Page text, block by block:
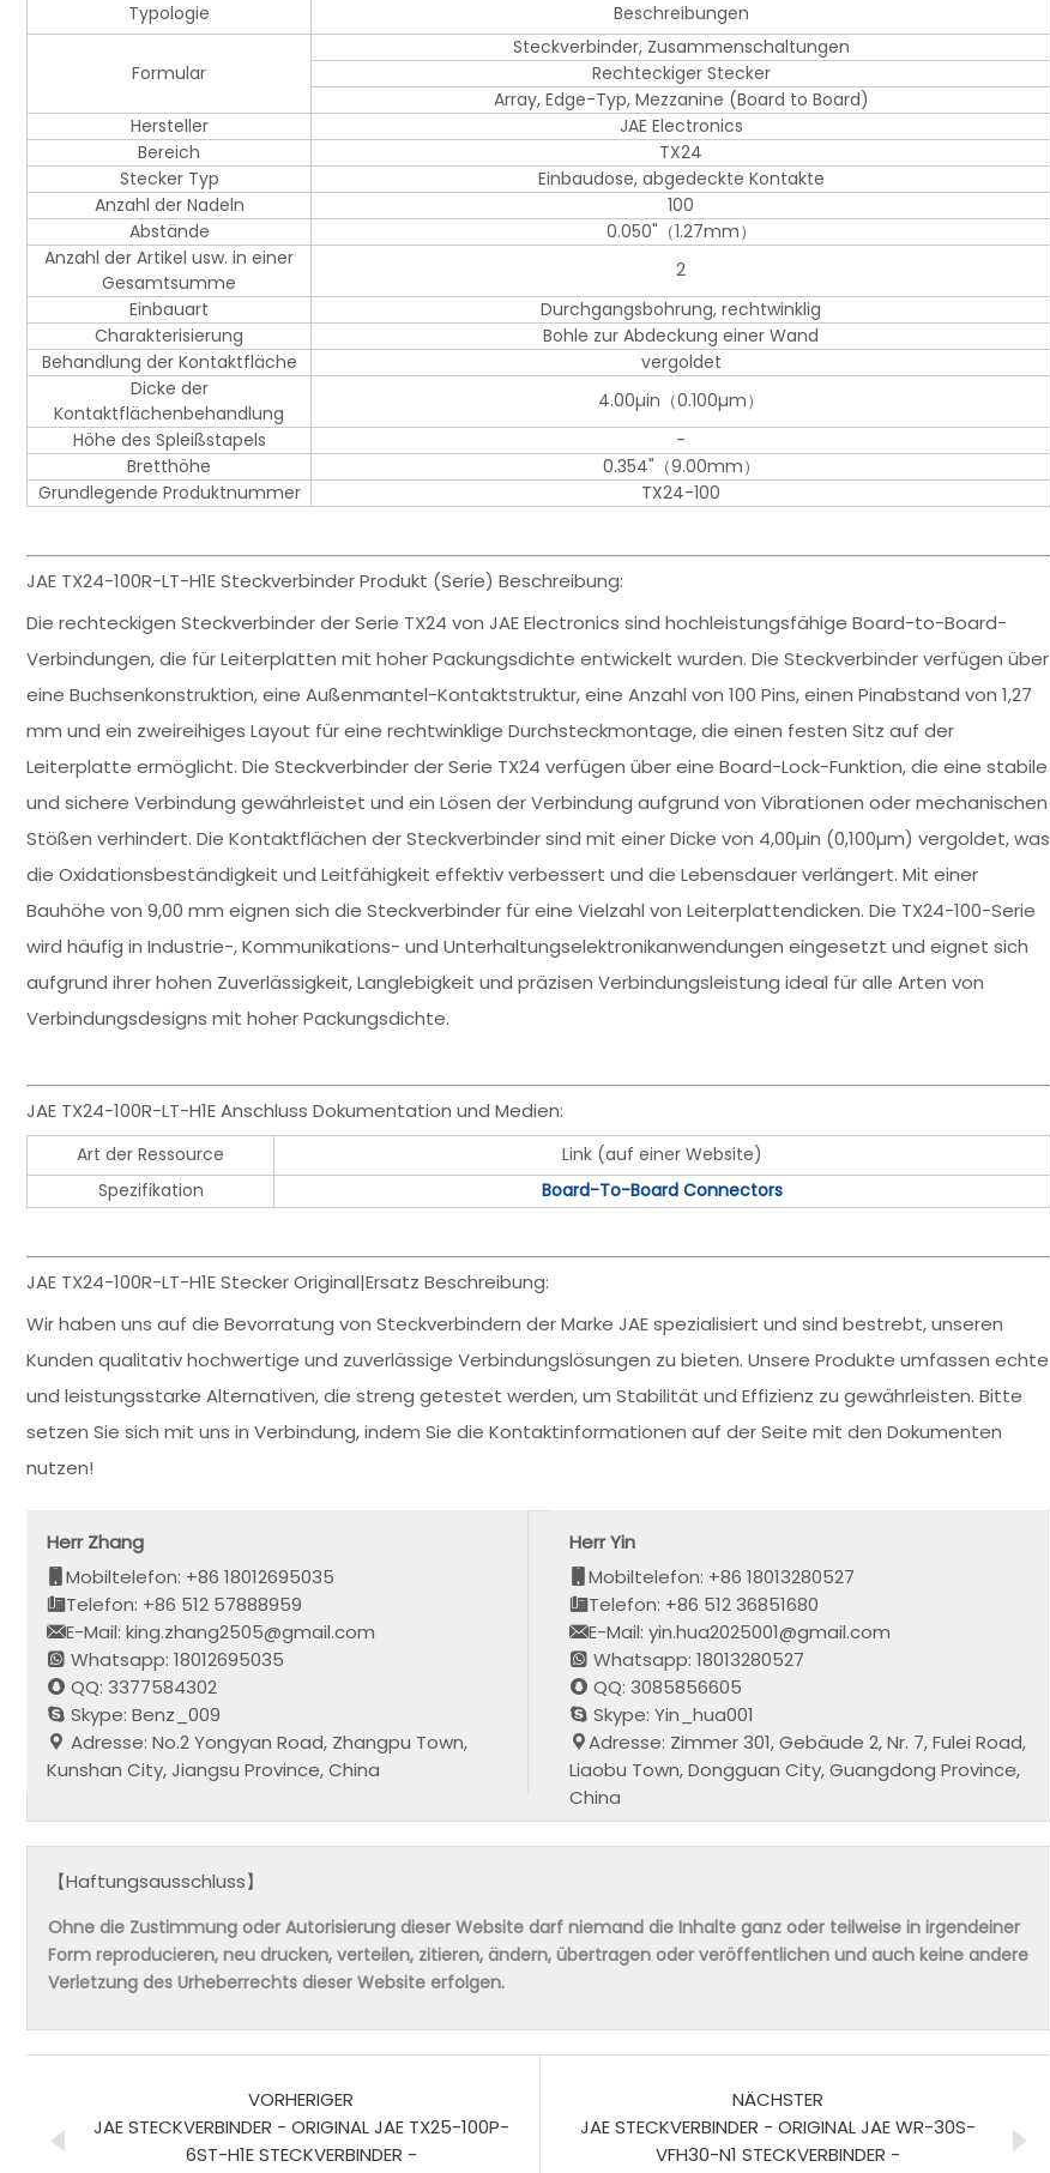
Typologie Beschreibungen
Formular
Steckverbinder, Zusammenschaltungen
Rechteckiger Stecker
Array, Edge-Typ, Mezzanine (Board to Board)
Hersteller
JAE Electronics
Bereich
TX24
Stecker Typ
Einbaudose, abgedeckte Kontakte
Anzahl der Nadeln
100
Abstände
0.050"（1.27mm）
Anzahl der Artikel usw. in einer
Gesamtsumme
2
Einbauart
Durchgangsbohrung, rechtwinklig
Charakterisierung
Bohle zur Abdeckung einer Wand
Behandlung der Kontaktfläche
vergoldet
Dicke der
Kontaktflächenbehandlung
4.00µin（0.100µm）
Höhe des Spleißstapels
-
Bretthöhe
0.354"（9.00mm）
Grundlegende Produktnummer
TX24-100
JAE TX24-100R-LT-H1E Steckverbinder Produkt (Serie) Beschreibung:
Die rechteckigen Steckverbinder der Serie TX24 von JAE Electronics sind hochleistungsfähige Board-to-Board-
Verbindungen, die für Leiterplatten mit hoher Packungsdichte entwickelt wurden. Die Steckverbinder verfügen über
eine Buchsenkonstruktion, eine Außenmantel-Kontaktstruktur, eine Anzahl von 100 Pins, einen Pinabstand von 1,27
mm und ein zweireihiges Layout für eine rechtwinklige Durchsteckmontage, die einen festen Sitz auf der
Leiterplatte ermöglicht. Die Steckverbinder der Serie TX24 verfügen über eine Board-Lock-Funktion, die eine stabile
und sichere Verbindung gewährleistet und ein Lösen der Verbindung aufgrund von Vibrationen oder mechanischen
Stößen verhindert. Die Kontaktflächen der Steckverbinder sind mit einer Dicke von 4,00µin (0,100µm) vergoldet, was
die Oxidationsbeständigkeit und Leitfähigkeit effektiv verbessert und die Lebensdauer verlängert. Mit einer
Bauhöhe von 9,00 mm eignen sich die Steckverbinder für eine Vielzahl von Leiterplattendicken. Die TX24-100-Serie
wird häufig in Industrie-, Kommunikations- und Unterhaltungselektronikanwendungen eingesetzt und eignet sich
aufgrund ihrer hohen Zuverlässigkeit, Langlebigkeit und präzisen Verbindungsleistung ideal für alle Arten von
Verbindungsdesigns mit hoher Packungsdichte.
JAE TX24-100R-LT-H1E Anschluss Dokumentation und Medien:
Art der Ressource
Link (auf einer Website)
Spezifikation
Board-To-Board Connectors
JAE TX24-100R-LT-H1E Stecker Original|Ersatz Beschreibung:
Wir haben uns auf die Bevorratung von Steckverbindern der Marke JAE spezialisiert und sind bestrebt, unseren
Kunden qualitativ hochwertige und zuverlässige Verbindungslösungen zu bieten. Unsere Produkte umfassen echte
und leistungsstarke Alternativen, die streng getestet werden, um Stabilität und Effizienz zu gewährleisten. Bitte
setzen Sie sich mit uns in Verbindung, indem Sie die Kontaktinformationen auf der Seite mit den Dokumenten
nutzen!
Herr Zhang
Mobiltelefon: +86 18012695035
Telefon: +86 512 57888959
E-Mail: king.zhang2505@gmail.com
Whatsapp: 18012695035
QQ: 3377584302
Skype: Benz_009
Adresse: No.2 Yongyan Road, Zhangpu Town,
Kunshan City, Jiangsu Province, China
Herr Yin
Mobiltelefon: +86 18013280527
Telefon: +86 512 36851680
E-Mail: yin.hua2025001@gmail.com
Whatsapp: 18013280527
QQ: 3085856605
Skype: Yin_hua001
Adresse: Zimmer 301, Gebäude 2, Nr. 7, Fulei Road,
Liaobu Town, Dongguan City, Guangdong Province,
China
【Haftungsausschluss】
Ohne die Zustimmung oder Autorisierung dieser Website darf niemand die Inhalte ganz oder teilweise in irgendeiner
Form reproducieren, neu drucken, verteilen, zitieren, ändern, übertragen oder veröffentlichen und auch keine andere
Verletzung des Urheberrechts dieser Website erfolgen.
VORHERIGER
JAE STECKVERBINDER - ORIGINAL JAE TX25-100P-
6ST-H1E STECKVERBINDER -
NÄCHSTER
JAE STECKVERBINDER - ORIGINAL JAE WR-30S-
VFH30-N1 STECKVERBINDER -